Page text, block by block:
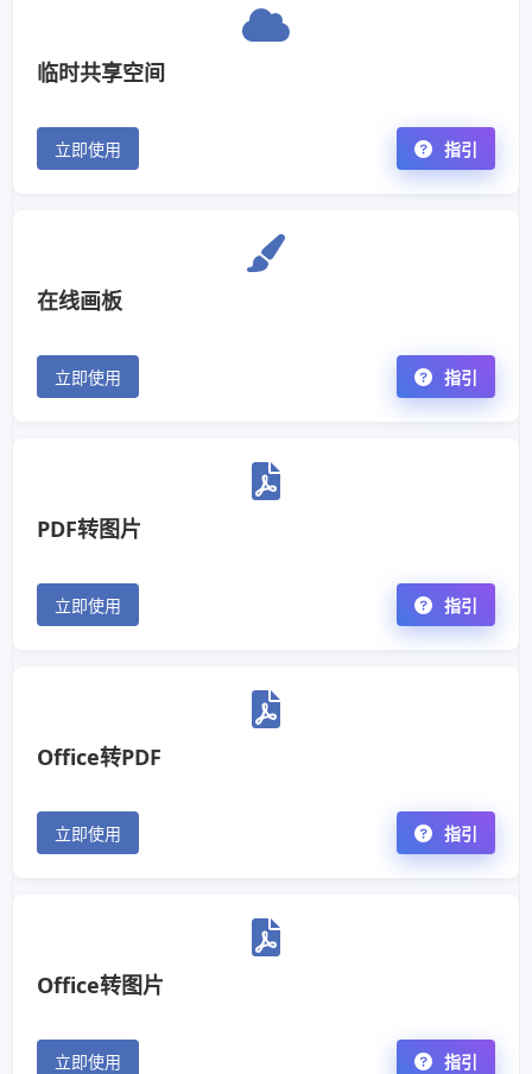
临时共享空间
立即使用 指引
在线画板
立即使用 指引
PDF转图片
立即使用 指引
Office转PDF
立即使用 指引
Office转图片
立即使用 指引